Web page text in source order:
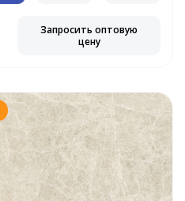
Запросить оптовую
цену